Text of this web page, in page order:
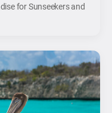
for Sunseekers and